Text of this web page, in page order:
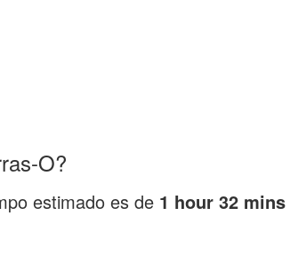
O?
estimado es de 1 hour 32 mins